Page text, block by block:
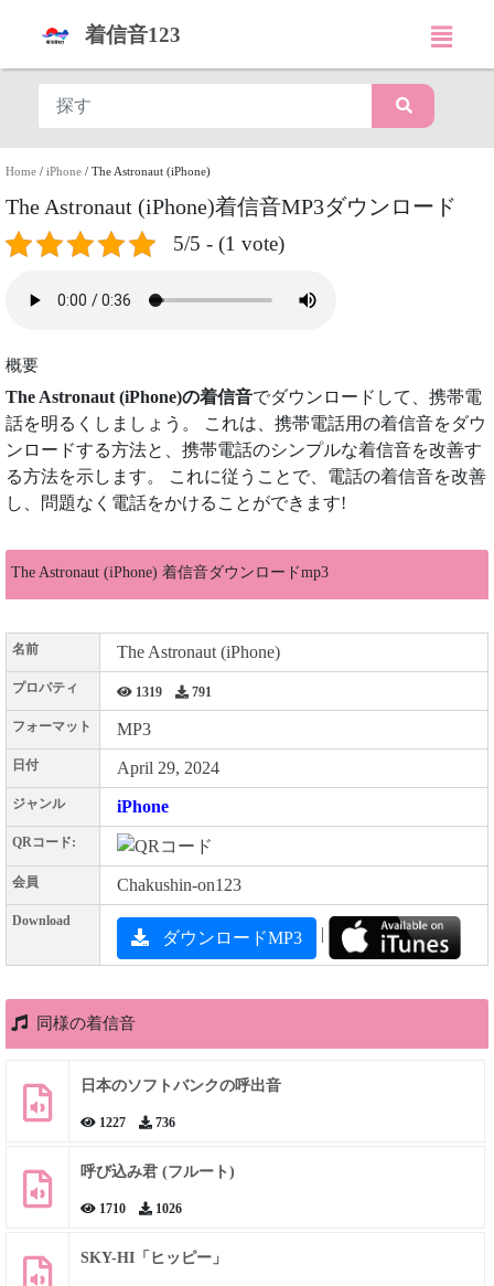
着信音123
Home / iPhone / The Astronaut (iPhone)
The Astronaut (iPhone)着信音MP3ダウンロード
5/5 - (1 vote)
概要
The Astronaut (iPhone)の着信音でダウンロードして、携帯電
話を明るくしましょう。 これは、携帯電話用の着信音をダウ
ンロードする方法と、携帯電話のシンプルな着信音を改善す
る方法を示します。 これに従うことで、電話の着信音を改善
し、問題なく電話をかけることができます!
The Astronaut (iPhone) 着信音ダウンロードmp3
名前 The Astronaut (iPhone)
プロパティ 1319 791
フォーマット MP3
日付 April 29, 2024
ジャンル iPhone
QRコード:
会員 Chakushin-on123
Download
ダウンロードMP3 |
同様の着信音
日本のソフトバンクの呼出音
1227 736
呼び込み君 (フルート)
1710 1026
SKY-HI「ヒッピー」